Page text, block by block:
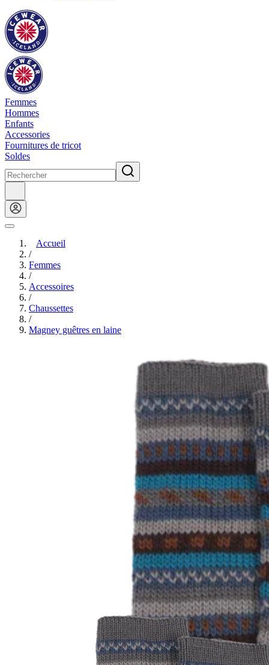
Femmes
Hommes
Enfants
Accessories
Fournitures de tricot
Soldes
Accueil
/
Femmes
/
Accessoires
/
Chaussettes
/
Magney guêtres en laine